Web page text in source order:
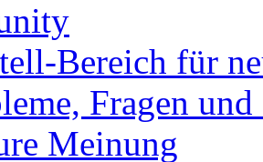
Bereich für
Fragen
Meinung